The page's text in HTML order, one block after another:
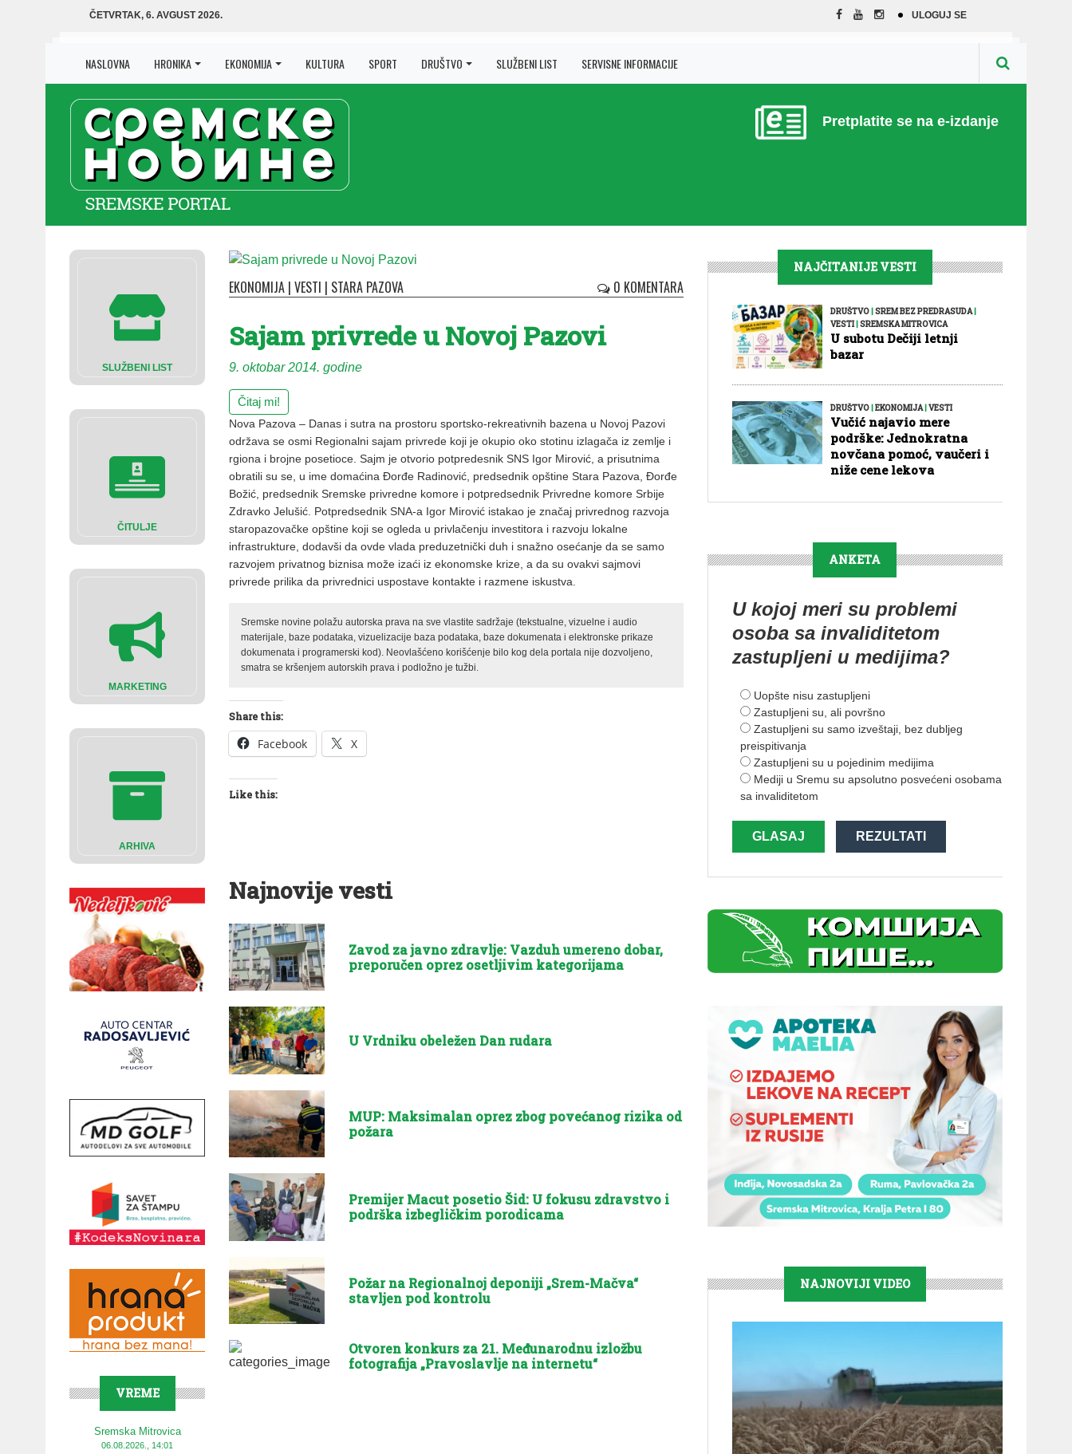
ČETVRTAK, 6. AVGUST 2026. ULOGUJ SE
NASLOVNA HRONIKA EKONOMIJA KULTURA SPORT DRUŠTVO SLUŽBENI LIST SERVISNE INFORMACIJE
Pretplatite se na e-izdanje
SLUŽBENI LIST
ČITULJE
MARKETING
ARHIVA
VREME
Sremska Mitrovica
06.08.2026., 14:01
EKONOMIJA | VESTI | STARA PAZOVA 0 KOMENTARA
Sajam privrede u Novoj Pazovi
9. oktobar 2014. godine
Čitaj mi!
Nova Pazova – Danas i sutra na prostoru sportsko-rekreativnih bazena u Novoj Pazovi
održava se osmi Regionalni sajam privrede koji je okupio oko stotinu izlagača iz zemlje i
rgiona i brojne posetioce. Sajm je otvorio potpredesnik SNS Igor Mirović, a prisutnima
obratili su se, u ime domaćina Đorđe Radinović, predsednik opštine Stara Pazova, Đorđe
Božić, predsednik Sremske privredne komore i potpredsednik Privredne komore Srbije
Zdravko Jelušić. Potpredsednik SNA-a Igor Mirović istakao je značaj privrednog razvoja
staropazovačke opštine koji se ogleda u privlačenju investitora i razvoju lokalne
infrastrukture, dodavši da ovde vlada preduzetnički duh i snažno osećanje da se samo
razvojem privatnog biznisa može izaći iz ekonomske krize, a da su ovakvi sajmovi
privrede prilika da privrednici uspostave kontakte i razmene iskustva.
Sremske novine polažu autorska prava na sve vlastite sadržaje (tekstualne, vizuelne i audio
materijale, baze podataka, vizuelizacije baza podataka, baze dokumenata i elektronske prikaze
dokumenata i programerski kod). Neovlašćeno korišćenje bilo kog dela portala nije dozvoljeno,
smatra se kršenjem autorskih prava i podložno je tužbi.
Share this:
Facebook X
Like this:
Najnovije vesti
Zavod za javno zdravlje: Vazduh umereno dobar,
preporučen oprez osetljivim kategorijama
U Vrdniku obeležen Dan rudara
MUP: Maksimalan oprez zbog povećanog rizika od
požara
Premijer Macut posetio Šid: U fokusu zdravstvo i
podrška izbegličkim porodicama
Požar na Regionalnoj deponiji „Srem-Mačva“
stavljen pod kontrolu
Otvoren konkurs za 21. Međunarodnu izložbu
fotografija „Pravoslavlje na internetu“
NAJČITANIJE VESTI
DRUŠTVO|SREM BEZ PREDRASUDA|
VESTI|SREMSKA MITROVICA
U subotu Dečiji letnji
bazar
DRUŠTVO|EKONOMIJA|VESTI
Vučić najavio mere
podrške: Jednokratna
novčana pomoć, vaučeri i
niže cene lekova
ANKETA
U kojoj meri su problemi
osoba sa invaliditetom
zastupljeni u medijima?
Uopšte nisu zastupljeni
Zastupljeni su, ali površno
Zastupljeni su samo izveštaji, bez dubljeg
preispitivanja
Zastupljeni su u pojedinim medijima
Mediji u Sremu su apsolutno posvećeni osobama
sa invaliditetom
GLASAJ REZULTATI
NAJNOVIJI VIDEO